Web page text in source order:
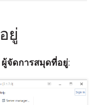
ยู่
ผู้จัดการสมุดที่อยู่: